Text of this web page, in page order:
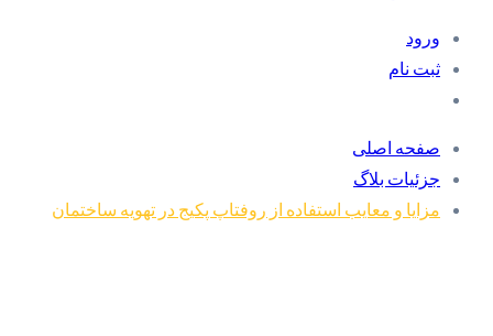
ورود
ثبت نام
صفحه اصلی
جزئیات بلاگ
مزایا و معایب استفاده از روفتاپ پکیج در تهویه ساختمان